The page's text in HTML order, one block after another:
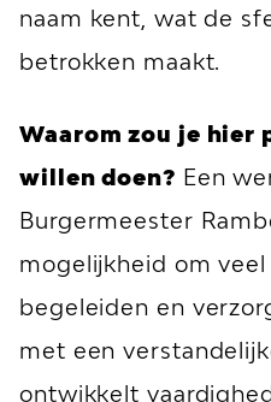
naam kent, wat de
betrokken maakt.
Waarom zou je
willen doen? Een
Burgermeester
mogelijkheid om
begeleiden en
met een
ontwikkelt